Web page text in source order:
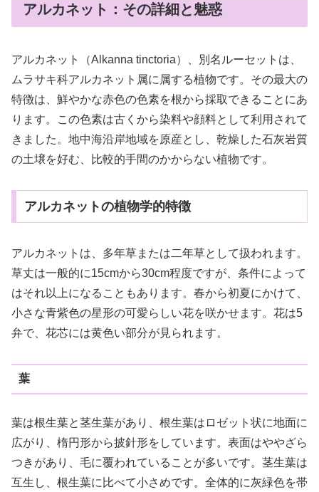
アルカネット：その詳細と魅惑
アルカネット（Alkanna tinctoria）、別名ルーセットは、
ムラサキ科アルカネット属に属する植物です。その最大の
特徴は、鮮やかな赤色の色素を根から採取できることにあ
ります。この色素は古くから染料や顔料として利用されて
きました。地中海沿岸地域を原産とし、乾燥した石灰岩質
の土壌を好む、比較的手間のかからない植物です。
アルカネットの植物学的特徴
アルカネットは、多年草または二年草として扱われます。
草丈は一般的に15cmから30cm程度ですが、条件によって
はそれ以上になることもあります。春から初夏にかけて、
小さな青紫色の星形の可愛らしい花を咲かせます。花は5
弁で、花芯には黄色い部分が見られます。
葉
葉は根生葉と茎生葉があり、根生葉はロゼット状に地面に
広がり、楕円形から披針形をしています。表面はややざら
つきがあり、毛に覆われていることが多いです。茎生葉は
互生し、根生葉に比べて小さめです。全体的に灰緑色を帯